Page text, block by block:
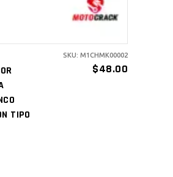
TIPO
$48.00
SKU: M1CHMK00002